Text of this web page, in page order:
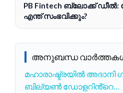
PB Fintech ബ്ലോക്ക് ഡീൽ:
എന്ത് സംഭവിക്കും?
അനുബന്ധ
മഹാരാഷ്ട്രയിൽ അദാനി
ബില്യൺ ഡോളറിൻ്റെ…